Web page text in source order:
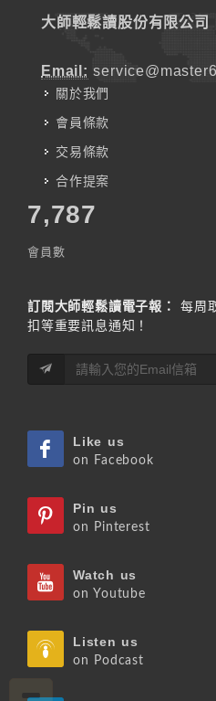
大師輕鬆讀股份有限公司
Email:
關於我們
會員條款
交易條款
合作提案
7,787
會員數
訂閱大師輕鬆讀電子報：
每周
扣等重要訊息通知！
Like us
on Facebook
Pin us
on Pinterest
Watch us
on Youtube
Listen us
on Podcast